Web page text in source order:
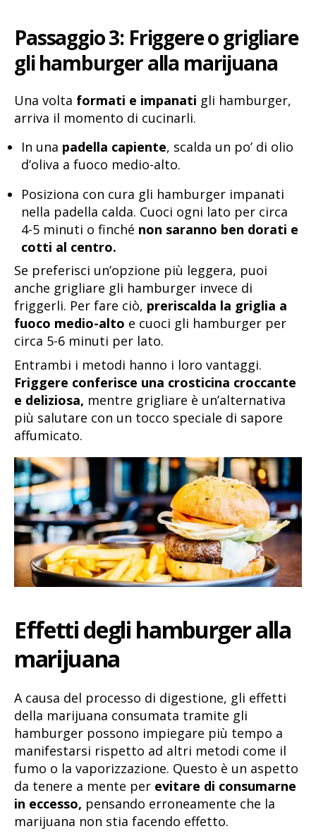
Passaggio 3: Friggere o grigliare
gli hamburger alla marijuana
Una volta formati e impanati gli hamburger,
arriva il momento di cucinarli.
In una padella capiente, scalda un po’ di olio
d’oliva a fuoco medio-alto.
Posiziona con cura gli hamburger impanati
nella padella calda. Cuoci ogni lato per circa
4-5 minuti o finché non saranno ben dorati e
cotti al centro.
Se preferisci un’opzione più leggera, puoi
anche grigliare gli hamburger invece di
friggerli. Per fare ciò, preriscalda la griglia a
fuoco medio-alto e cuoci gli hamburger per
circa 5-6 minuti per lato.
Entrambi i metodi hanno i loro vantaggi.
Friggere conferisce una crosticina croccante
e deliziosa, mentre grigliare è un’alternativa
più salutare con un tocco speciale di sapore
affumicato.
Effetti degli hamburger alla
marijuana
A causa del processo di digestione, gli effetti
della marijuana consumata tramite gli
hamburger possono impiegare più tempo a
manifestarsi rispetto ad altri metodi come il
fumo o la vaporizzazione. Questo è un aspetto
da tenere a mente per evitare di consumarne
in eccesso, pensando erroneamente che la
marijuana non stia facendo effetto.